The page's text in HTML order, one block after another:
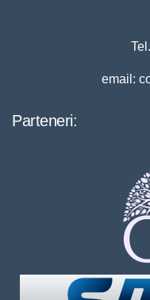
email:
Parteneri: